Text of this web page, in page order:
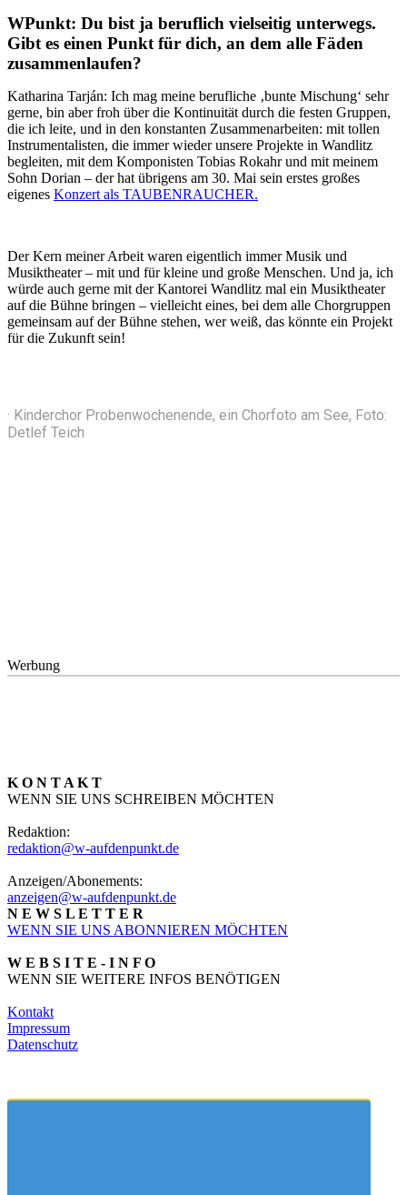
WPunkt: Du bist ja beruflich vielseitig unterwegs.
Gibt es einen Punkt für dich, an dem alle Fäden
zusammenlaufen?
Katharina Tarján: Ich mag meine berufliche ‚bunte Mischung‘ sehr
gerne, bin aber froh über die Kontinuität durch die festen Gruppen,
die ich leite, und in den konstanten Zusammenarbeiten: mit tollen
Instrumentalisten, die immer wieder unsere Projekte in Wandlitz
begleiten, mit dem Komponisten Tobias Rokahr und mit meinem
Sohn Dorian – der hat übrigens am 30. Mai sein erstes großes
eigenes Konzert als TAUBENRAUCHER.
Der Kern meiner Arbeit waren eigentlich immer Musik und
Musiktheater – mit und für kleine und große Menschen. Und ja, ich
würde auch gerne mit der Kantorei Wandlitz mal ein Musiktheater
auf die Bühne bringen – vielleicht eines, bei dem alle Chorgruppen
gemeinsam auf der Bühne stehen, wer weiß, das könnte ein Projekt
für die Zukunft sein!
· Kinderchor Probenwochenende, ein Chorfoto am See, Foto:
Detlef Teich
Werbung
K O N T A K T
WENN SIE UNS SCHREIBEN MÖCHTEN
Redaktion:
redaktion@w-aufdenpunkt.de
Anzeigen/Abonements:
anzeigen@w-aufdenpunkt.de
N E W S L E T T E R
WENN SIE UNS ABONNIEREN MÖCHTEN
W E B S I T E - I N F O
WENN SIE WEITERE INFOS BENÖTIGEN
Kontakt
Impressum
Datenschutz